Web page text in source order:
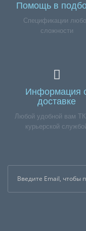
Помощь в
Спецификации
сложности
Информация
доставке
Любой удобной вам
курьерской